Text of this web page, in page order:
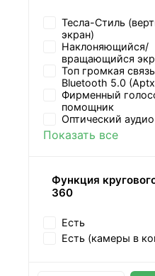
Тесла-Стиль
экран)
Наклоняющийся/
вращающийся
Топ громкая
Bluetooth 5.0
Фирменный
помощник
Оптический
Показать все
Функция
360
Есть
Есть (камеры в